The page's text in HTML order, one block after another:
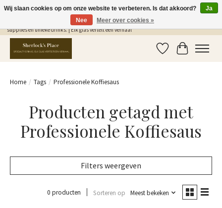
Gratis Verzending in NL vanaf €75,- | Sherlocks Place: dé plek voor MONIN siropen, bar
supplies en unieke drinks. | Elk glas vertelt een verhaal
Verlanglijst
Home / Tags / Professionele Koffiesaus
Producten getagd met
Professionele Koffiesaus
Filters weergeven
0 producten Sorteren op Meest bekeken
Wij slaan cookies op om onze website te verbeteren. Is dat akkoord?
Ja
Nee
Meer over cookies »